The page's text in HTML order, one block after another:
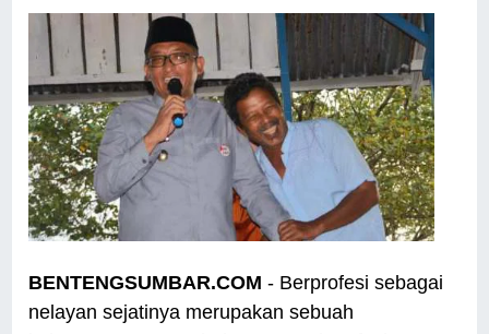
BENTENGSUMBAR.COM - Berprofesi sebagai
nelayan sejatinya merupakan sebuah